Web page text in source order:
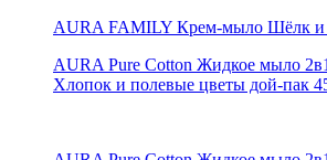
AURA FAMILY Крем-мыло Шёлк и
AURA Pure Cotton Жидкое мыло
Хлопок и полевые цветы дой-пак